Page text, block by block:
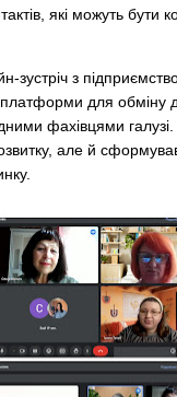
які можуть
зустріч з
для обміну
фахівцями
але й